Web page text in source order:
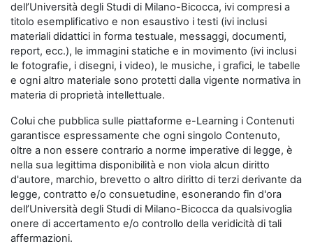
dell’Università degli Studi di Milano-Bicocca, ivi compresi a
titolo esemplificativo e non esaustivo i testi (ivi inclusi
materiali didattici in forma testuale, messaggi, documenti,
report, ecc.), le immagini statiche e in movimento (ivi inclusi
le fotografie, i disegni, i video), le musiche, i grafici, le tabelle
e ogni altro materiale sono protetti dalla vigente normativa in
materia di proprietà intellettuale.
Colui che pubblica sulle piattaforme e-Learning i Contenuti
garantisce espressamente che ogni singolo Contenuto,
oltre a non essere contrario a norme imperative di legge, è
nella sua legittima disponibilità e non viola alcun diritto
d'autore, marchio, brevetto o altro diritto di terzi derivante da
legge, contratto e/o consuetudine, esonerando fin d'ora
dell’Università degli Studi di Milano-Bicocca da qualsivoglia
onere di accertamento e/o controllo della veridicità di tali
affermazioni.